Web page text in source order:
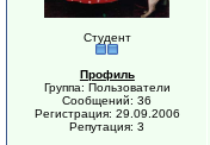
Студент
Профиль
Группа: Пользователи
Сообщений: 36
Регистрация: 29.09.2006
Репутация: 3